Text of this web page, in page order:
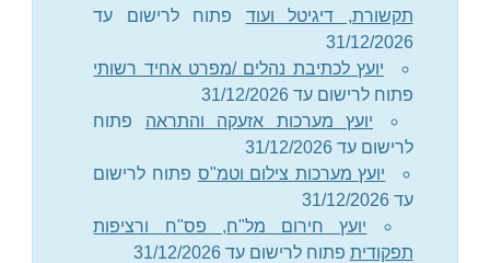
תקשורת, דיגיטל ועוד פתוח לרישום עד
31/12/2026
יועץ לכתיבת נהלים /מפרט אחיד רשותי
פתוח לרישום עד 31/12/2026
יועץ מערכות אזעקה והתראה פתוח
לרישום עד 31/12/2026
יועץ מערכות צילום וטמ"ס פתוח לרישום
עד 31/12/2026
יועץ חירום מל"ח, פס"ח ורציפות
תפקודית פתוח לרישום עד 31/12/2026